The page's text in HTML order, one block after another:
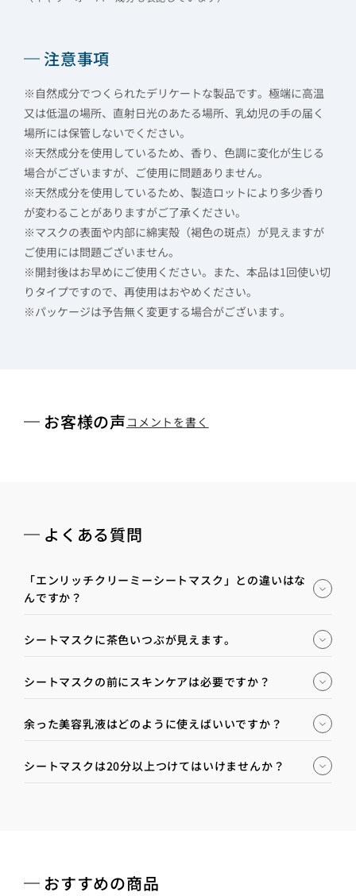
注意事項
※自然成分でつくられたデリケートな製品です。極端に高温
又は低温の場所、直射日光のあたる場所、乳幼児の手の届く
場所には保管しないでください。
※天然成分を使用しているため、香り、色調に変化が生じる
場合がございますが、ご使用に問題ありません。
※天然成分を使用しているため、製造ロットにより多少香り
が変わることがありますがご了承ください。
※マスクの表面や内部に綿実殻（褐色の斑点）が見えますが
ご使用には問題ございません。
※開封後はお早めにご使用ください。また、本品は1回使い切
りタイプですので、再使用はおやめください。
※パッケージは予告無く変更する場合がございます。
お客様の声 コメントを書く
よくある質問
「エンリッチクリーミーシートマスク」との違いはな
んですか？
シートマスクに茶色いつぶが見えます。
シートマスクの前にスキンケアは必要ですか？
余った美容乳液はどのように使えばいいですか？
シートマスクは20分以上つけてはいけませんか？
おすすめの商品